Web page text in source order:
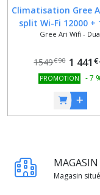
Climatisation Gree
split Wi-Fi 12000 +
Btu (U.E.18) GREE
Gree Ari Wifi -
1549€90 1 441 €
PROMOTION -7
Magasin